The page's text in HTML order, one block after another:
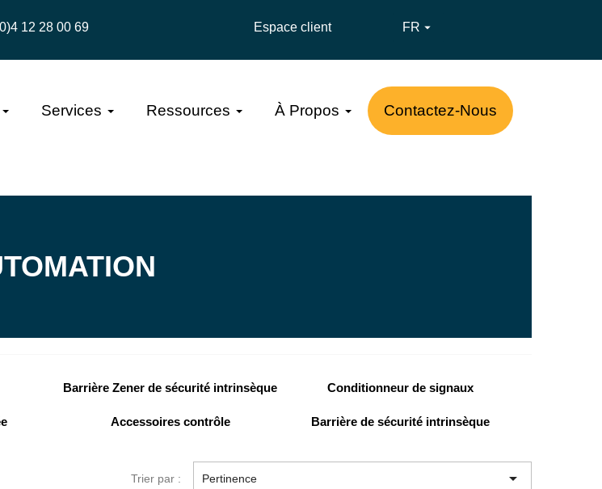
12 28 00 69 Espace client FR 
Services Ressources À Propos Contactez-Nous
Barrière Zener de sécurité intrinsèque Conditionneur de signaux
Accessoires contrôle Barrière de sécurité intrinsèque
Trier par : Pertinence 